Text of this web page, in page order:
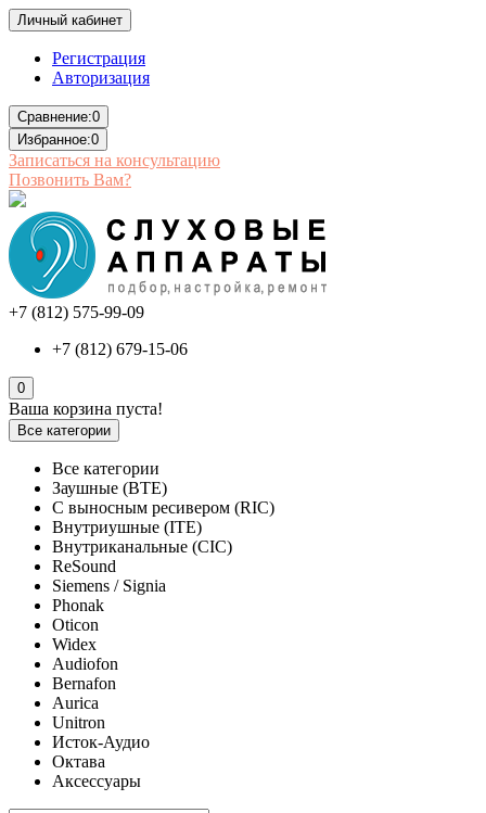
Личный кабинет
Регистрация
Авторизация
Сравнение:0
Избранное:0
Записаться на консультацию
Позвонить Вам?
+7 (812) 575-99-09
+7 (812) 679-15-06
0
Ваша корзина пуста!
Все категории
Все категории
Заушные (BTE)
С выносным ресивером (RIC)
Внутриушные (ITE)
Внутриканальные (CIC)
ReSound
Siemens / Signia
Phonak
Oticon
Widex
Audiofon
Bernafon
Aurica
Unitron
Исток-Аудио
Октава
Аксессуары